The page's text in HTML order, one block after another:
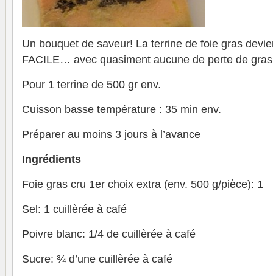
Un bouquet de saveur! La terrine de foie gras
FACILE… avec quasiment aucune de perte de
Pour 1 terrine de 500 gr env.
Cuisson basse température : 35 min env.
Préparer au moins 3 jours à l’avance
Ingrédients
Foie gras cru 1er choix extra (env. 500 g/pièce): 1
Sel: 1 cuillèrée à café
Poivre blanc: 1/4 de cuillèrée à café
Sucre: ¾ d’une cuillèrée à café